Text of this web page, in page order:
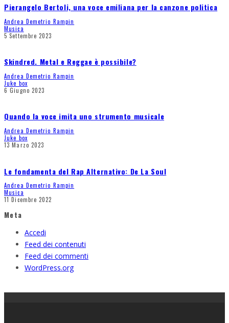
Pierangelo Bertoli, una voce emiliana per la canzone politica
Andrea Demetrio Rampin
Musica
5 Settembre 2023
Skindred. Metal e Reggae è possibile?
Andrea Demetrio Rampin
Juke box
6 Giugno 2023
Quando la voce imita uno strumento musicale
Andrea Demetrio Rampin
Juke box
13 Marzo 2023
Le fondamenta del Rap Alternativo: De La Soul
Andrea Demetrio Rampin
Musica
11 Dicembre 2022
Meta
Accedi
Feed dei contenuti
Feed dei commenti
WordPress.org